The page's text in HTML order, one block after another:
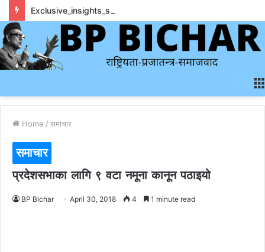
Home / समाचार
समाचार
प्रदेशसभाका लागि ९ वटा नमूना कानून पठाइयो
BP Bichar April 30, 2018 4 1 minute read